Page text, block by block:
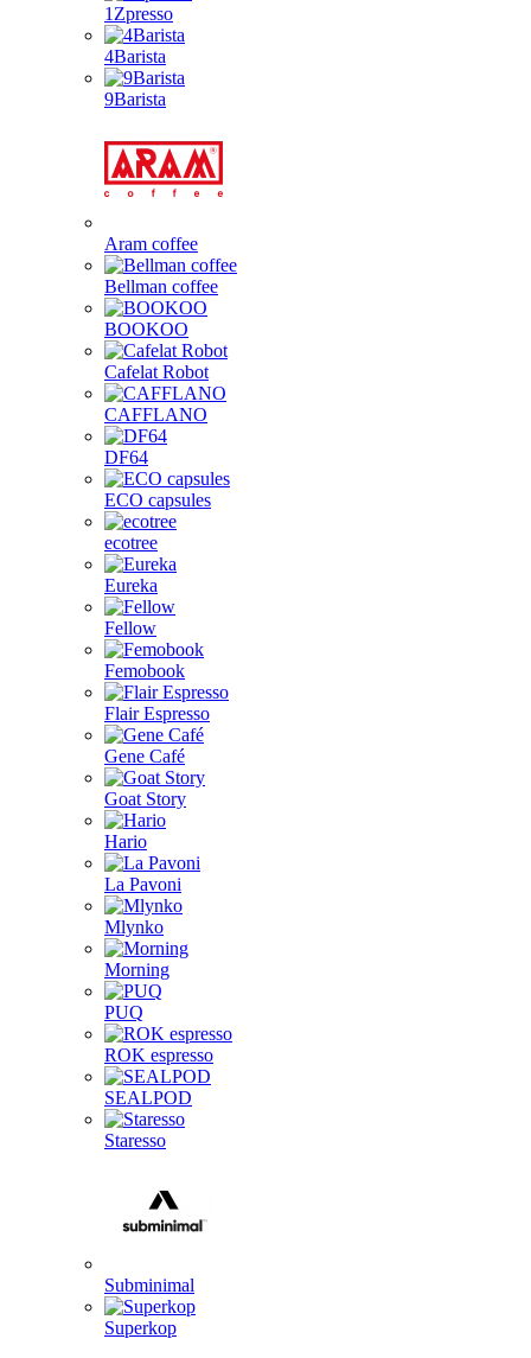
1Zpresso
4Barista
9Barista
Aram coffee
Bellman coffee
BOOKOO
Cafelat Robot
CAFFLANO
DF64
ECO capsules
ecotree
Eureka
Fellow
Femobook
Flair Espresso
Gene Café
Goat Story
Hario
La Pavoni
Mlynko
Morning
PUQ
ROK espresso
SEALPOD
Staresso
Subminimal
Superkop